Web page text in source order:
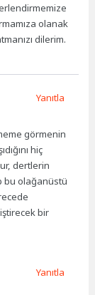
olanak
dilerim.
görmenin
hiç
dertlerin
bu olağanüstü
bir
Yanıtla
Yanıtla